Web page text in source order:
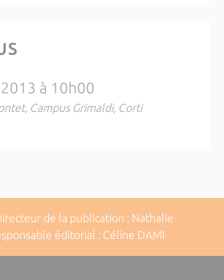
à 10h00
Campus Grimaldi, Corti
de la publication : Nathalie
éditorial : Céline DAMI